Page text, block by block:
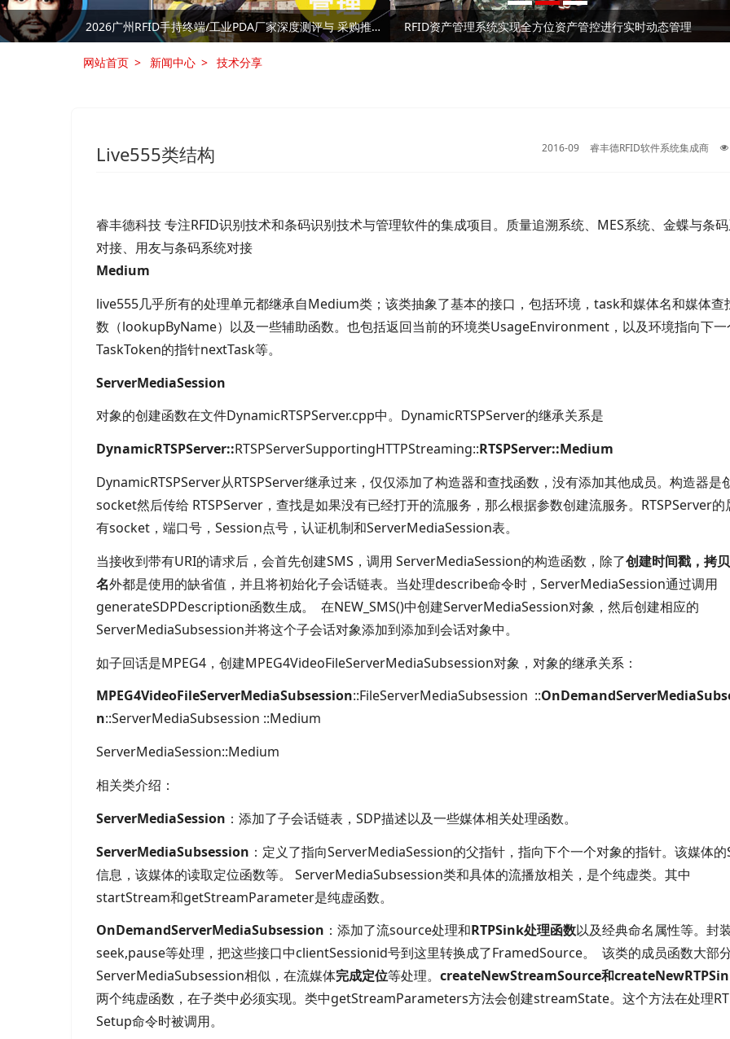
RFID技术是否是制造业中的“必需品”
RFID固定资产管理技术在高校的应用解析
2026⼴州RFID⼿持终端/⼯业PDA⼚家深度测评与 采购推荐｜企业选型避坑全指南
RFID资产管理系统实现全方位资产管控进行实时动态管理
网站首页 新闻中心 技术分享
Live555类结构 2016-09 睿丰德RFID软件系统集成商
睿丰德科技 专注RFID识别技术和条码识别技术与管理软件的集成项目。质量追溯系统、MES系统、金蝶与条
对接、用友与条码系统对接
Medium
live555几乎所有的处理单元都继承自Medium类；该类抽象了基本的接口，包括环境， task和媒体名和媒体查
数（lookupByName）以及一些辅助函数。也包括返回当前的环境类UsageEnvironment，以及环境指向下一
TaskToken的指针nextTask等。
ServerMediaSession
对象的创建函数在文件DynamicRTSPServer.cpp中。 DynamicRTSPServer的继承关系是
DynamicRTSPServer::RTSPServerSupportingHTTPStreaming::RTSPServer::Medium
DynamicRTSPServer从RTSPServer继承过来，仅仅添加了构造器和查找函数，没有添加其他成员。构造器是
socket然后传给 RTSPServer，查找是如果没有已经打开的流服务，那么根据参数创建流服务。 RTSPServer的
有socket，端口号， Session点号，认证机制和ServerMediaSession表。
当接收到带有URI的请求后，会首先创建SMS，调用 ServerMediaSession的构造函数，除了创建时间戳，拷
名外都是使用的缺省值，并且将初始化子会话链表。当处理describe命令时， ServerMediaSession通过调用
generateSDPDescription函数生成。
在NEW_SMS()中创建ServerMediaSession对象，然后创建相应的
ServerMediaSubsession并将这个子会话对象添加到添加到会话对象中。
如子回话是MPEG4，创建MPEG4VideoFileServerMediaSubsession对象，对象的继承关系：
MPEG4VideoFileServerMediaSubsession::FileServerMediaSubsession ::
n::ServerMediaSubsession ::Medium
ServerMediaSession::Medium
相关类介绍：
ServerMediaSession ：添加了子会话链表， SDP描述以及一些媒体相关处理函数。
ServerMediaSubsession ：定义了指向ServerMediaSession的父指针，指向下个一个对象的指针。该媒体的
信息，该媒体的读取定位函数等。
ServerMediaSubsession类和具体的流播放相关，是个纯虚类。其中
startStream和getStreamParameter是纯虚函数。
OnDemandServerMediaSubsession ：添加了流source处理和RTPSink处理函数以及经典命名属性等。封
seek,pause等处理，把这些接口中clientSessionid号到这里转换成了FramedSource。
该类的成员函数大部
ServerMediaSubsession相似，在流媒体完成定位等处理。 createNewStreamSource和
两个纯虚函数，在子类中必须实现。类中getStreamParameters方法会创建streamState。这个方法在处理
Setup命令时被调用。